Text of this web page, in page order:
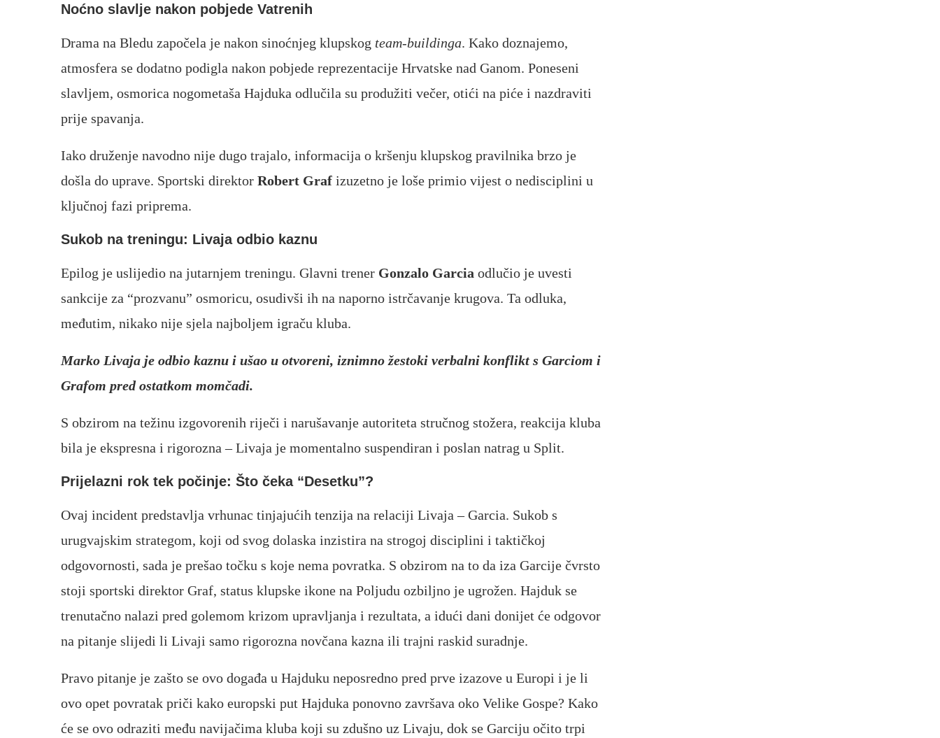
Noćno slavlje nakon pobjede Vatrenih
Drama na Bledu započela je nakon sinoćnjeg klupskog team-buildinga. Kako doznajemo,
atmosfera se dodatno podigla nakon pobjede reprezentacije Hrvatske nad Ganom. Poneseni
slavljem, osmorica nogometaša Hajduka odlučila su produžiti večer, otići na piće i nazdraviti
prije spavanja.
Iako druženje navodno nije dugo trajalo, informacija o kršenju klupskog pravilnika brzo je
došla do uprave. Sportski direktor Robert Graf izuzetno je loše primio vijest o nedisciplini u
ključnoj fazi priprema.
Sukob na treningu: Livaja odbio kaznu
Epilog je uslijedio na jutarnjem treningu. Glavni trener Gonzalo Garcia odlučio je uvesti
sankcije za “prozvanu” osmoricu, osudivši ih na naporno istrčavanje krugova. Ta odluka,
međutim, nikako nije sjela najboljem igraču kluba.
Marko Livaja je odbio kaznu i ušao u otvoreni, iznimno žestoki verbalni konflikt s Garciom i
Grafom pred ostatkom momčadi.
S obzirom na težinu izgovorenih riječi i narušavanje autoriteta stručnog stožera, reakcija kluba
bila je ekspresna i rigorozna – Livaja je momentalno suspendiran i poslan natrag u Split.
Prijelazni rok tek počinje: Što čeka “Desetku”?
Ovaj incident predstavlja vrhunac tinjajućih tenzija na relaciji Livaja – Garcia. Sukob s
urugvajskim strategom, koji od svog dolaska inzistira na strogoj disciplini i taktičkoj
odgovornosti, sada je prešao točku s koje nema povratka. S obzirom na to da iza Garcije čvrsto
stoji sportski direktor Graf, status klupske ikone na Poljudu ozbiljno je ugrožen. Hajduk se
trenutačno nalazi pred golemom krizom upravljanja i rezultata, a idući dani donijet će odgovor
na pitanje slijedi li Livaji samo rigorozna novčana kazna ili trajni raskid suradnje.
Pravo pitanje je zašto se ovo događa u Hajduku neposredno pred prve izazove u Europi i je li
ovo opet povratak priči kako europski put Hajduka ponovno završava oko Velike Gospe? Kako
će se ovo odraziti među navijačima kluba koji su zdušno uz Livaju, dok se Garciju očito trpi